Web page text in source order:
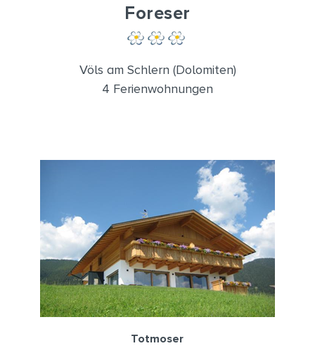
Foreser
Völs am Schlern (Dolomiten)
4 Ferienwohnungen
Totmoser